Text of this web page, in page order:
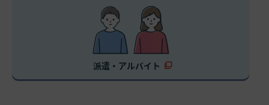
派遣・アルバイト